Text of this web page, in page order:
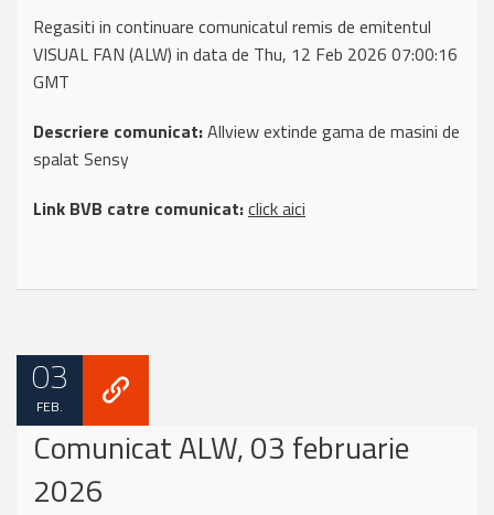
Regasiti in continuare comunicatul remis de emitentul
VISUAL FAN (ALW) in data de Thu, 12 Feb 2026 07:00:16
GMT
Descriere comunicat:Allview extinde gama de masini de
spalat Sensy
Link BVB catre comunicat:click aici
03
FEB.
Comunicat ALW, 03 februarie
2026